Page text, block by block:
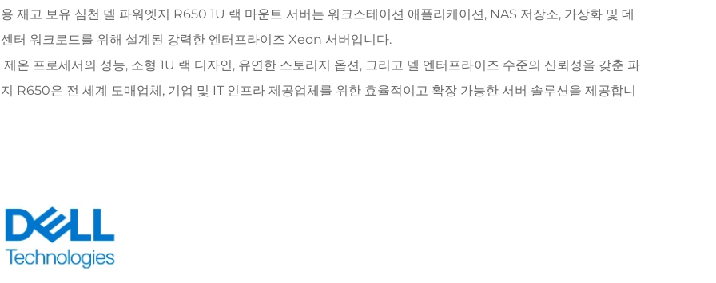
재고 보유 심천 델 파워엣지 R650 1U 랙 마운트 서버는 워크스테이션 애플리케이션, NAS 저장소, 가상화 및 데
터 워크로드를 위해 설계된 강력한 엔터프라이즈 Xeon 서버입니다.
제온 프로세서의 성능, 소형 1U 랙 디자인, 유연한 스토리지 옵션, 그리고 델 엔터프라이즈 수준의 신뢰성을 갖춘 파
R650은 전 세계 도매업체, 기업 및 IT 인프라 제공업체를 위한 효율적이고 확장 가능한 서버 솔루션을 제공합니